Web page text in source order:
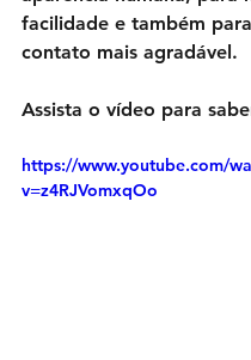
facilidade e também
contato mais agradável.
Assista o vídeo para
https://www.youtube.com/
v=z4RJVomxqOo